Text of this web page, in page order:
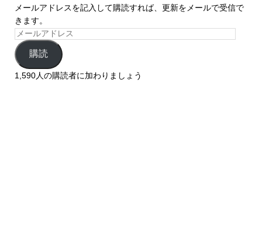
メールアドレスを記入して購読すれば、更新をメールで受信で
きます。
購読
1,590人の購読者に加わりましょう